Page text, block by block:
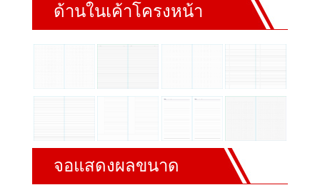
ด้านในเค้าโครงหน้า
จอแสดงผลขนาด